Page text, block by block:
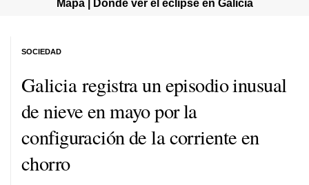
Galicia registra un episodio inusual
de nieve en mayo por la
configuración de la corriente en
chorro
SOCIEDAD